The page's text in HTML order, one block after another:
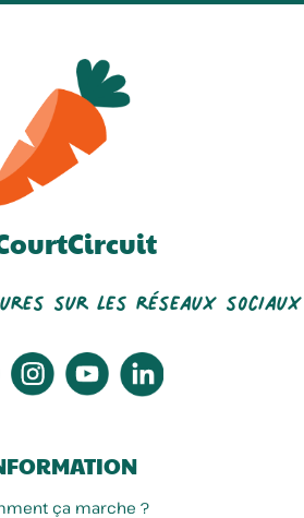
sur les réseaux sociaux
ça marche ?